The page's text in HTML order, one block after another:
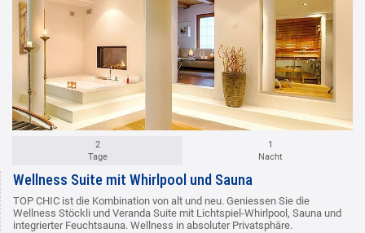
2
Tage
1
Nacht
Wellness Suite mit Whirlpool und Sauna
TOP CHIC ist die Kombination von alt und neu. Geniessen Sie die
Wellness Stöckli und Veranda Suite mit Lichtspiel-Whirlpool, Sauna und
integrierter Feuchtsauna. Wellness in absoluter Privatsphäre.